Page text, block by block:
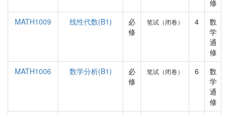
修
MATH1009
线性代数(B1)
必
修
笔试（闭卷） 4
数
学
通
修
MATH1006
数学分析(B1)
必
修
笔试（闭卷） 6
数
学
通
修